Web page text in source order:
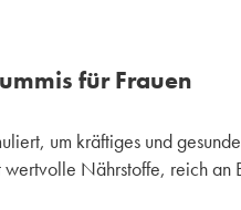
für Frauen
um kräftiges und
wertvolle Nährstoffe, reich an